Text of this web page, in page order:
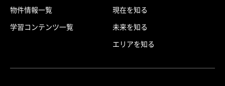
物件情報一覧
学習コンテンツ一覧
現在を知る
未来を知る
エリアを知る